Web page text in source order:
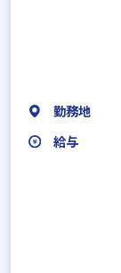
勤務地
給与